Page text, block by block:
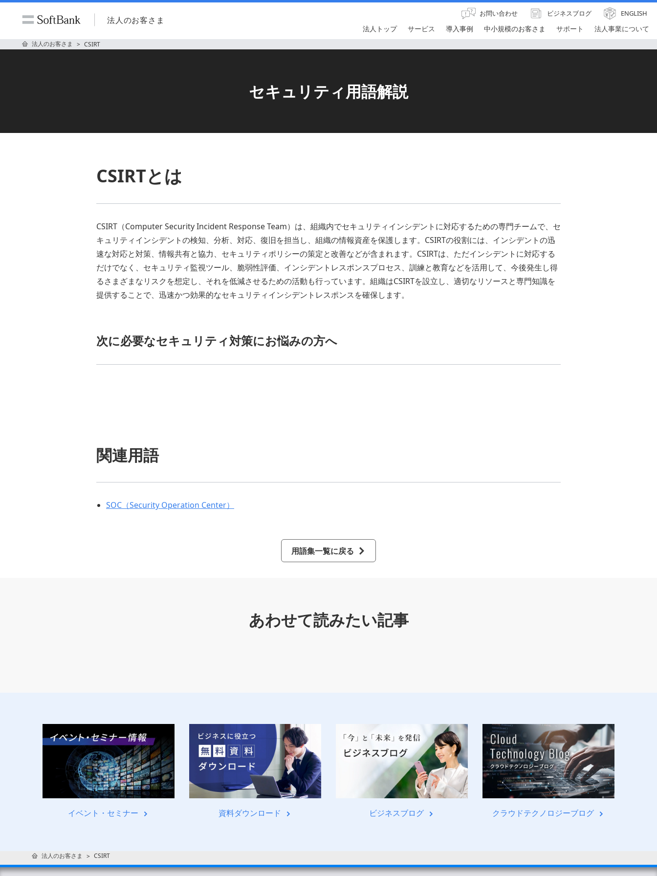
法人のお客さま
法人トップ サービス 導入事例 中小規模のお客さま サポート 法人事業について
お問い合わせ ビジネスブログ ENGLISH
法人のお客さま CSIRT
セキュリティ用語解説
CSIRTとは
CSIRT（Computer Security Incident Response Team）は、組織内でセキュリティインシデントに対応するための専門チームで、セ
キュリティインシデントの検知、分析、対応、復旧を担当し、組織の情報資産を保護します。CSIRTの役割には、インシデントの迅
速な対応と対策、情報共有と協力、セキュリティポリシーの策定と改善などが含まれます。CSIRTは、ただインシデントに対応する
だけでなく、セキュリティ監視ツール、脆弱性評価、インシデントレスポンスプロセス、訓練と教育などを活用して、今後発生し得
るさまざまなリスクを想定し、それを低減させるための活動も行っています。組織はCSIRTを設立し、適切なリソースと専門知識を
提供することで、迅速かつ効果的なセキュリティインシデントレスポンスを確保します。
次に必要なセキュリティ対策にお悩みの方へ
関連用語
SOC（Security Operation Center）
用語集一覧に戻る
あわせて読みたい記事
イベント・セミナー 資料ダウンロード ビジネスブログ クラウドテクノロジーブログ
法人のお客さま CSIRT